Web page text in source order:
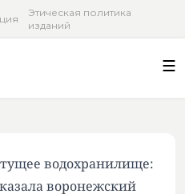
Этическая политика
изданий
водохранилище:
воронежский